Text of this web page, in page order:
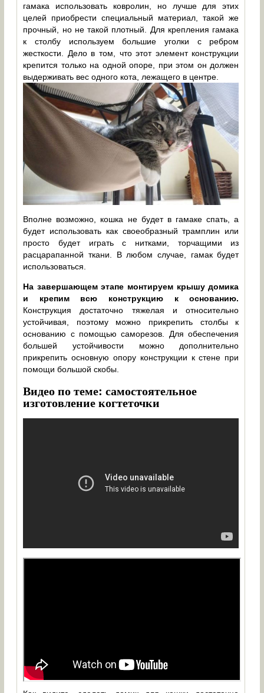
гамака использовать ковролин, но лучше для этих
целей приобрести специальный материал, такой же
прочный, но не такой плотный. Для крепления гамака
к столбу используем большие уголки с ребром
жесткости. Дело в том, что этот элемент конструкции
крепится только на одной опоре, при этом он должен
выдерживать вес одного кота, лежащего в центре.
Вполне возможно, кошка не будет в гамаке спать, а
будет использовать как своеобразный трамплин или
просто будет играть с нитками, торчащими из
расцарапанной ткани. В любом случае, гамак будет
использоваться.
На завершающем этапе монтируем крышу домика
и крепим всю конструкцию к основанию.
Конструкция достаточно тяжелая и относительно
устойчивая, поэтому можно прикрепить столбы к
основанию с помощью саморезов. Для обеспечения
большей устойчивости можно дополнительно
прикрепить основную опору конструкции к стене при
помощи большой скобы.
Видео по теме: самостоятельное
изготовление когтеточки